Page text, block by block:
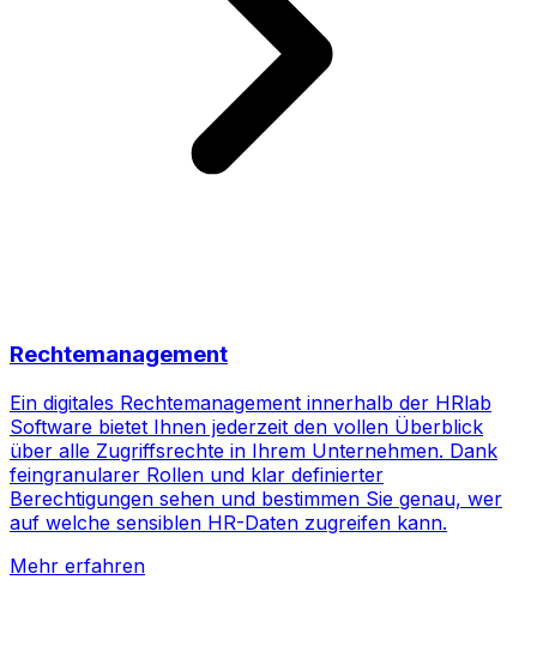
Rechtemanagement
Ein digitales Rechtemanagement innerhalb der HRlab
Software bietet Ihnen jederzeit den vollen Überblick
über alle Zugriffsrechte in Ihrem Unternehmen. Dank
feingranularer Rollen und klar definierter
Berechtigungen sehen und bestimmen Sie genau, wer
auf welche sensiblen HR-Daten zugreifen kann.
Mehr erfahren